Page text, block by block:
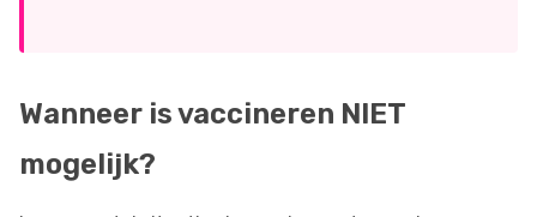
Wanneer is vaccineren NIET
mogelijk?